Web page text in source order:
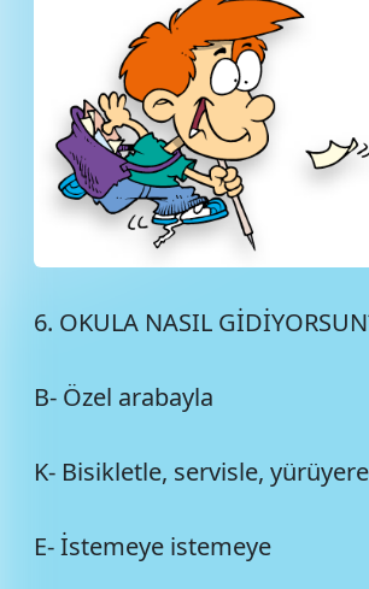
6. OKULA NASIL
B- Özel arabayla
K- Bisikletle, servisle,
E- İstemeye istemeye